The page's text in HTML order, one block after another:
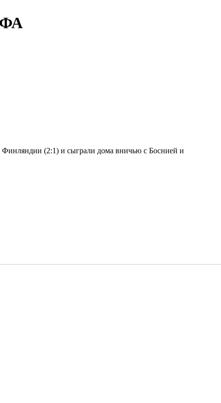
Финляндии (2:1) и сыграли дома вничью с Боснией и